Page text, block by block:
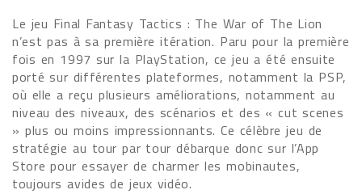
Le jeu Final Fantasy Tactics : The War of The Lion
n’est pas à sa première itération. Paru pour la première
fois en 1997 sur la PlayStation, ce jeu a été ensuite
porté sur différentes plateformes, notamment la PSP,
où elle a reçu plusieurs améliorations, notamment au
niveau des niveaux, des scénarios et des « cut scenes
» plus ou moins impressionnants. Ce célèbre jeu de
stratégie au tour par tour débarque donc sur l’App
Store pour essayer de charmer les mobinautes,
toujours avides de jeux vidéo.